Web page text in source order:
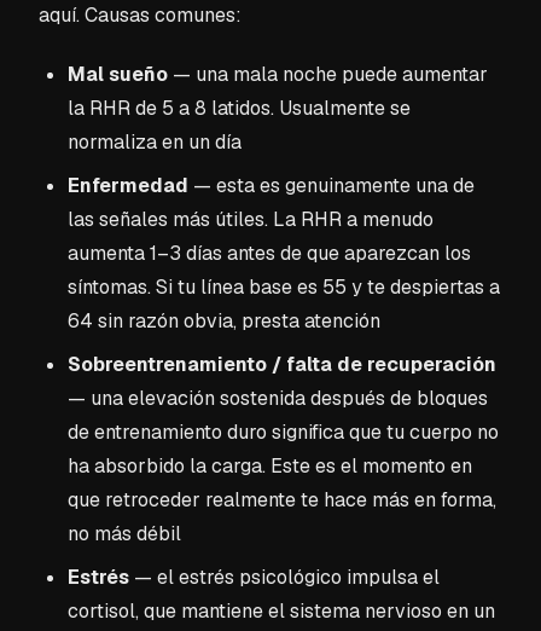
aquí. Causas comunes:
Mal sueño — una mala noche puede aumentar
la RHR de 5 a 8 latidos. Usualmente se
normaliza en un día
Enfermedad — esta es genuinamente una de
las señales más útiles. La RHR a menudo
aumenta 1–3 días antes de que aparezcan los
síntomas. Si tu línea base es 55 y te despiertas a
64 sin razón obvia, presta atención
Sobreentrenamiento / falta de recuperación
— una elevación sostenida después de bloques
de entrenamiento duro significa que tu cuerpo no
ha absorbido la carga. Este es el momento en
que retroceder realmente te hace más en forma,
no más débil
Estrés — el estrés psicológico impulsa el
cortisol, que mantiene el sistema nervioso en un